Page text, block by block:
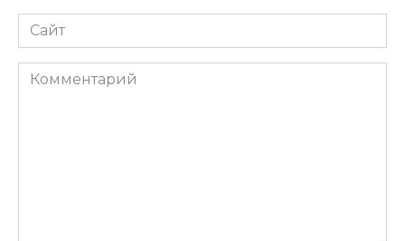
Сайт
Комментарий